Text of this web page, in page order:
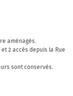
aménagés.
2 accès depuis la Rue
sont conservés.